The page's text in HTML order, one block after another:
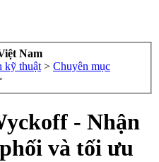
Nam
kỹ thuật > Chuyên mục
- Nhận
và tối ưu